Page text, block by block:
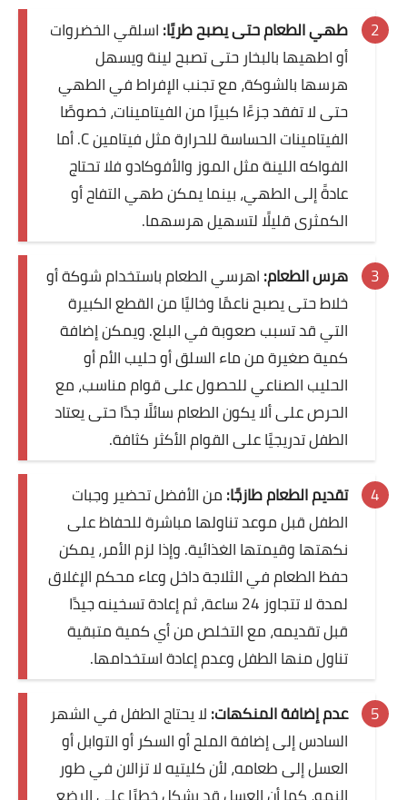
طهي الطعام حتى يصبح طريًا:اسلقي الخضروات
أو اطهيها بالبخار حتى تصبح لينة ويسهل
هرسها بالشوكة، مع تجنب الإفراط في الطهي
حتى لا تفقد جزءًا كبيرًا من الفيتامينات، خصوصًا
الفيتامينات الحساسة للحرارة مثل فيتامين C. أما
الفواكه اللينة مثل الموز والأفوكادو فلا تحتاج
عادةً إلى الطهي، بينما يمكن طهي التفاح أو
الكمثرى قليلًا لتسهيل هرسهما.
هرس الطعام:اهرسي الطعام باستخدام شوكة أو
خلاط حتى يصبح ناعمًا وخاليًا من القطع الكبيرة
التي قد تسبب صعوبة في البلع. ويمكن إضافة
كمية صغيرة من ماء السلق أو حليب الأم أو
الحليب الصناعي للحصول على قوام مناسب، مع
الحرص على ألا يكون الطعام سائلًا جدًا حتى يعتاد
الطفل تدريجيًا على القوام الأكثر كثافة.
تقديم الطعام طازجًا:من الأفضل تحضير وجبات
الطفل قبل موعد تناولها مباشرة للحفاظ على
نكهتها وقيمتها الغذائية. وإذا لزم الأمر، يمكن
حفظ الطعام في الثلاجة داخل وعاء محكم الإغلاق
لمدة لا تتجاوز 24 ساعة، ثم إعادة تسخينه جيدًا
قبل تقديمه، مع التخلص من أي كمية متبقية
تناول منها الطفل وعدم إعادة استخدامها.
عدم إضافة المنكهات:لا يحتاج الطفل في الشهر
السادس إلى إضافة الملح أو السكر أو التوابل أو
العسل إلى طعامه، لأن كليتيه لا تزالان في طور